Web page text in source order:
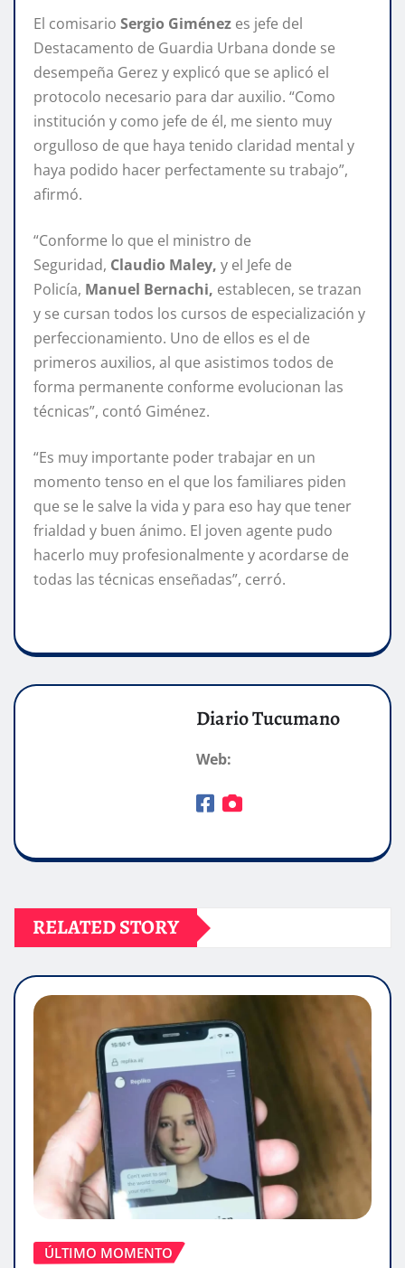
El comisario Sergio Giménez es jefe del
Destacamento de Guardia Urbana donde se
desempeña Gerez y explicó que se aplicó el
protocolo necesario para dar auxilio. “Como
institución y como jefe de él, me siento muy
orgulloso de que haya tenido claridad mental y
haya podido hacer perfectamente su trabajo”,
afirmó.
“Conforme lo que el ministro de
Seguridad, Claudio Maley, y el Jefe de
Policía, Manuel Bernachi, establecen, se trazan
y se cursan todos los cursos de especialización y
perfeccionamiento. Uno de ellos es el de
primeros auxilios, al que asistimos todos de
forma permanente conforme evolucionan las
técnicas”, contó Giménez.
“Es muy importante poder trabajar en un
momento tenso en el que los familiares piden
que se le salve la vida y para eso hay que tener
frialdad y buen ánimo. El joven agente pudo
hacerlo muy profesionalmente y acordarse de
todas las técnicas enseñadas”, cerró.
Diario Tucumano
Web:
RELATED STORY
ÚLTIMO MOMENTO